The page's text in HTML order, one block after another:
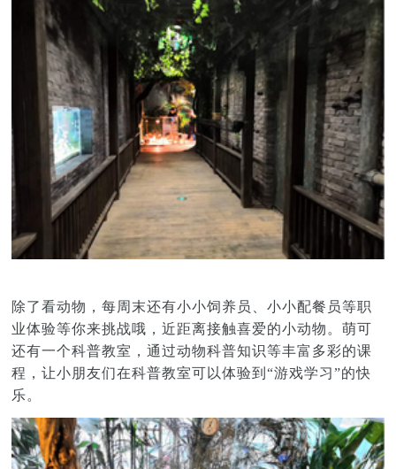
除了看动物，每周末还有小小饲养员、小小配餐员等职
业体验等你来挑战哦，近距离接触喜爱的小动物。萌可
还有一个科普教室，通过动物科普知识等丰富多彩的课
程，让小朋友们在科普教室可以体验到“游戏学习”的快
乐。